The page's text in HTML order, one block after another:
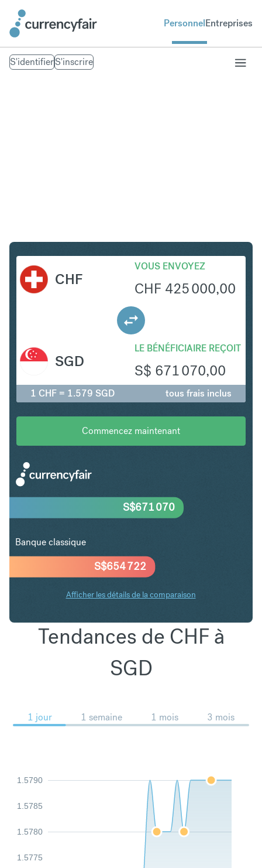
PersonnelEntreprises
S'identifierS'inscrire
CHF
VOUS ENVOYEZ
CHF 425 000,00
LE BÉNÉFICIAIRE REÇOIT
S$ 671 070,00
SGD
1 CHF = 1.579 SGD tous frais inclus
Commencez maintenant
S$654 722
S$671 070
Banque classique
Afficher les détails de la comparaison
Tendances de CHF à
SGD
1 jour 1 semaine 1 mois 3 mois
1.5775
1.5780
1.5785
1.5790